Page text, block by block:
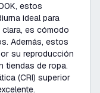
estos
ideal para
es cómodo
Además, estos
su reproducción
tiendas de ropa.
(CRI) superior